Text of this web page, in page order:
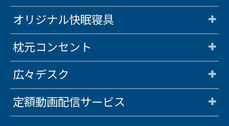
会員登録
予約確認・変更・キャンセル
特別優待会員様
オリジナル快眠寝具
枕元コンセント
広々デスク
定額動画配信サービス